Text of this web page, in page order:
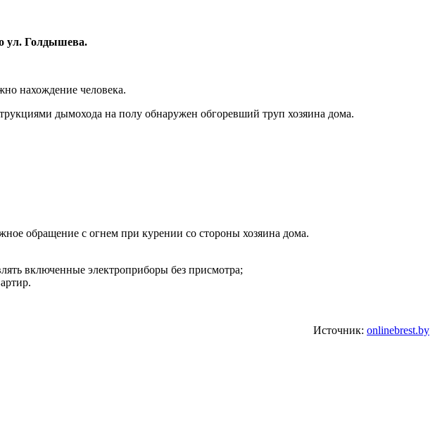
ул. Голдышева.
нахождение человека.
дымохода на полу обнаружен обгоревший труп хозяина дома.
обращение с огнем при курении со стороны хозяина дома.
включенные электроприборы без присмотра;
Источник: onlinebrest.by